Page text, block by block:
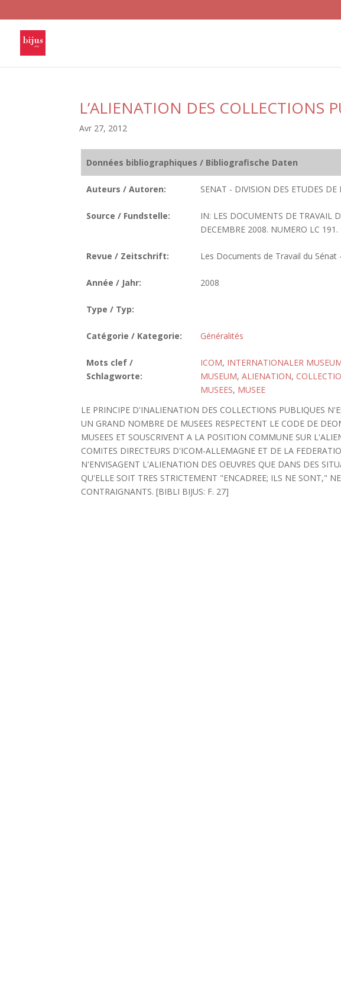
L’ALIENATION DES COLLECTIONS
Avr 27, 2012
Données bibliographiques / Bibliografische Daten
Auteurs / Autoren: SENAT - DIVISION DES ETUDES DE
Source / Fundstelle:
IN: LES DOCUMENTS DE TRAVAIL
DECEMBRE 2008. NUMERO LC 191.
Revue / Zeitschrift: Les Documents de Travail du
Année / Jahr: 2008
Type / Typ:
Catégorie / Kategorie: Généralités
Mots clef /
Schlagworte:
ICOM, INTERNATIONALER
MUSEUM, ALIENATION,
MUSEES, MUSEE
LE PRINCIPE D'INALIENATION DES COLLECTIONS PUBLIQUES
UN GRAND NOMBRE DE MUSEES RESPECTENT LE CODE DE
MUSEES ET SOUSCRIVENT A LA POSITION COMMUNE SUR
COMITES DIRECTEURS D'ICOM-ALLEMAGNE ET DE LA
N'ENVISAGENT L'ALIENATION DES OEUVRES QUE DANS DES
QU'ELLE SOIT TRES STRICTEMENT "ENCADREE; ILS NE SONT,"
CONTRAIGNANTS. [BIBLI BIJUS: F. 27]